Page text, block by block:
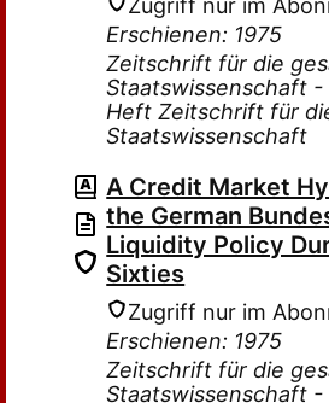
Zugriff nur im
Erschienen: 1975
Zeitschrift für die
Staatswissenschaft -
Heft Zeitschrift für
Staatswissenschaft
A Credit Market
the German
Liquidity Policy
Sixties
Zugriff nur im
Erschienen: 1975
Zeitschrift für die
Staatswissenschaft -